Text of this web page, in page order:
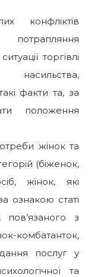
конфліктів
торгівлі
факти та, за
положення
жінок та
(біженок,
жінок, які
ознакою статі
пов’язаного з
комбатанток,
послуг у
та